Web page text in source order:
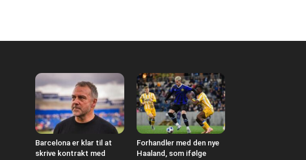
Barcelona er klar til at
skrive kontrakt med
Forhandler med den nye
Haaland, som ifølge